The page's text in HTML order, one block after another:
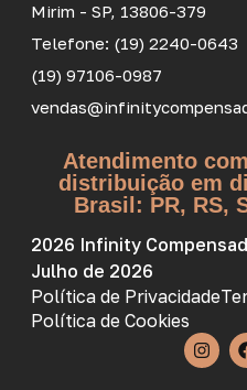
Mirim - SP, 13806-379
Telefone: (19) 2240-0643
(19) 97106-0987
Atendimento
distribuição em
Brasil: PR, RS,
2026 Infinity
Julho de 2026
Política de Privacidade
Política de Cookies